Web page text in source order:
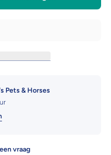
Pets & Horses
vraag